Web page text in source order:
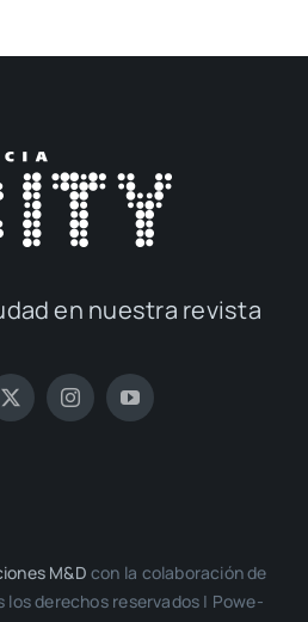
en nues­tra revis­ta
M&D con la cola­bo­ra­ción de
los dere­chos reser­va­dos | Powe­